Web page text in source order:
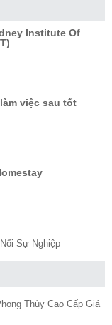
Institute Of
việc sau tốt